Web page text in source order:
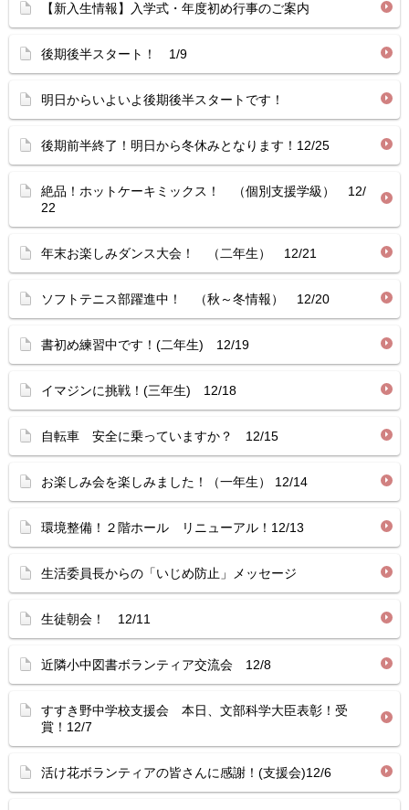
【新入生情報】入学式・年度初め行事のご案内
後期後半スタート！ 1/9
明日からいよいよ後期後半スタートです！
後期前半終了！明日から冬休みとなります！12/25
絶品！ホットケーキミックス！ （個別支援学級） 12/
22
年末お楽しみダンス大会！ （二年生） 12/21
ソフトテニス部躍進中！ （秋～冬情報） 12/20
書初め練習中です！(二年生) 12/19
イマジンに挑戦！(三年生) 12/18
自転車 安全に乗っていますか？ 12/15
お楽しみ会を楽しみました！（一年生） 12/14
環境整備！２階ホール リニューアル！12/13
生活委員長からの「いじめ防止」メッセージ
生徒朝会！ 12/11
近隣小中図書ボランティア交流会 12/8
すすき野中学校支援会 本日、文部科学大臣表彰！受
賞！12/7
活け花ボランティアの皆さんに感謝！(支援会)12/6